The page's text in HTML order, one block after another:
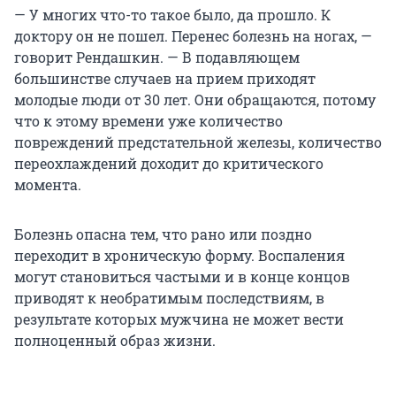
— У многих что-то такое было, да прошло. К
доктору он не пошел. Перенес болезнь на ногах, —
говорит Рендашкин. — В подавляющем
большинстве случаев на прием приходят
молодые люди от 30 лет. Они обращаются, потому
что к этому времени уже количество
повреждений предстательной железы, количество
переохлаждений доходит до критического
момента.
Болезнь опасна тем, что рано или поздно
переходит в хроническую форму. Воспаления
могут становиться частыми и в конце концов
приводят к необратимым последствиям, в
результате которых мужчина не может вести
полноценный образ жизни.